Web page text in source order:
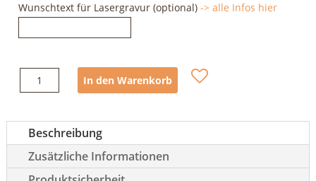
Wunschtext für Lasergravur (optional)-> alle Infos hier
Petzl
Pantin
Menge
In den Warenkorb
Beschreibung
Zusätzliche Informationen